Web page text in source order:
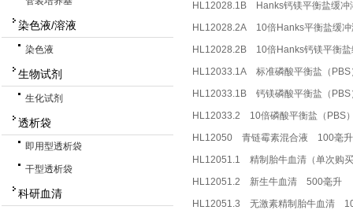
染色液/溶液
染色液
生物试剂
生化试剂
透析袋
即用型透析袋
干型透析袋
科研血清
HL12028.1B Hanks钙镁平衡盐缓
HL12028.2A 10倍Hanks平衡盐缓
HL12028.2B 10倍Hanks钙镁平衡
HL12033.1A 标准磷酸平衡盐（
HL12033.1B 钙镁磷酸平衡盐（
HL12033.2 10倍磷酸平衡盐（PBS
HL12050 青链霉素混合液 100毫升
HL12051.1 精制胎牛血清（单次购
HL12051.2 新生牛血清 500毫升
HL12051.3 无激素精制胎牛血清